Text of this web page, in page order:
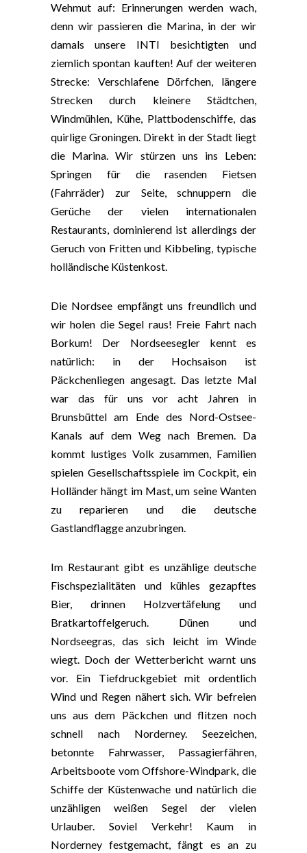
Wehmut auf: Erinnerungen werden wach,
denn wir passieren die Marina, in der wir
damals unsere INTI besichtigten und
ziemlich spontan kauften! Auf der weiteren
Strecke: Verschlafene Dörfchen, längere
Strecken durch kleinere Städtchen,
Windmühlen, Kühe, Plattbodenschiffe, das
quirlige Groningen. Direkt in der Stadt liegt
die Marina. Wir stürzen uns ins Leben:
Springen für die rasenden Fietsen
(Fahrräder) zur Seite, schnuppern die
Gerüche der vielen internationalen
Restaurants, dominierend ist allerdings der
Geruch von Fritten und Kibbeling, typische
holländische Küstenkost.
Die Nordsee empfängt uns freundlich und
wir holen die Segel raus! Freie Fahrt nach
Borkum! Der Nordseesegler kennt es
natürlich: in der Hochsaison ist
Päckchenliegen angesagt. Das letzte Mal
war das für uns vor acht Jahren in
Brunsbüttel am Ende des Nord-Ostsee-
Kanals auf dem Weg nach Bremen. Da
kommt lustiges Volk zusammen, Familien
spielen Gesellschaftsspiele im Cockpit, ein
Holländer hängt im Mast, um seine Wanten
zu reparieren und die deutsche
Gastlandflagge anzubringen.
Im Restaurant gibt es unzählige deutsche
Fischspezialitäten und kühles gezapftes
Bier, drinnen Holzvertäfelung und
Bratkartoffelgeruch. Dünen und
Nordseegras, das sich leicht im Winde
wiegt. Doch der Wetterbericht warnt uns
vor. Ein Tiefdruckgebiet mit ordentlich
Wind und Regen nähert sich. Wir befreien
uns aus dem Päckchen und flitzen noch
schnell nach Norderney. Seezeichen,
betonnte Fahrwasser, Passagierfähren,
Arbeitsboote vom Offshore-Windpark, die
Schiffe der Küstenwache und natürlich die
unzähligen weißen Segel der vielen
Urlauber. Soviel Verkehr! Kaum in
Norderney festgemacht, fängt es an zu